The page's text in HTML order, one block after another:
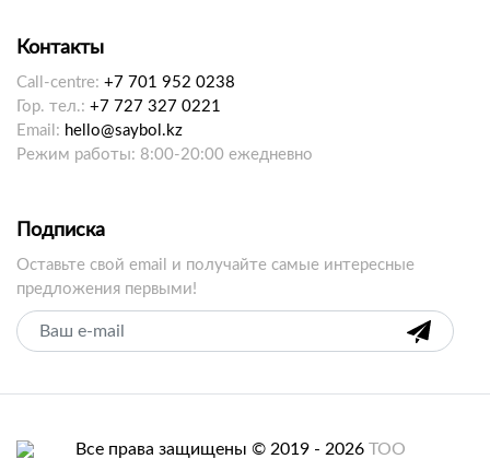
Контакты
Call-centre: +7 701 952 0238
Гор. тел.: +7 727 327 0221
Email: hello@saybol.kz
Режим работы: 8:00-20:00 ежедневно
Подписка
Оставьте свой email и получайте самые интересные
предложения первыми!
Все права защищены © 2019 - 2026 ТОО